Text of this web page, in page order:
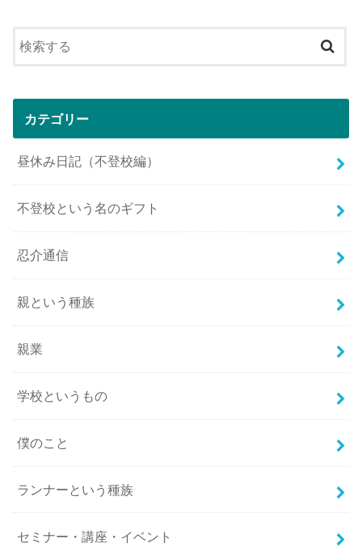
カテゴリー
昼休み日記（不登校編）
不登校という名のギフト
忍介通信
親という種族
親業
学校というもの
僕のこと
ランナーという種族
セミナー・講座・イベント